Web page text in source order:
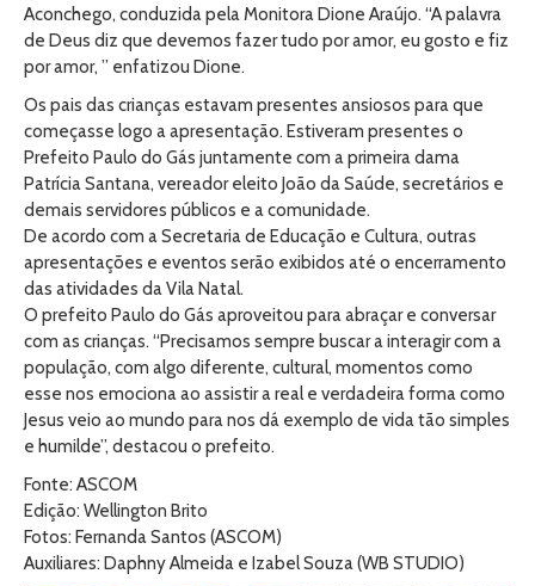
Aconchego, conduzida pela Monitora Dione Araújo. “A palavra
de Deus diz que devemos fazer tudo por amor, eu gosto e fiz
por amor, ” enfatizou Dione.
Os pais das crianças estavam presentes ansiosos para que
começasse logo a apresentação. Estiveram presentes o
Prefeito Paulo do Gás juntamente com a primeira dama
Patrícia Santana, vereador eleito João da Saúde, secretários e
demais servidores públicos e a comunidade.
De acordo com a Secretaria de Educação e Cultura, outras
apresentações e eventos serão exibidos até o encerramento
das atividades da Vila Natal.
O prefeito Paulo do Gás aproveitou para abraçar e conversar
com as crianças. “Precisamos sempre buscar a interagir com a
população, com algo diferente, cultural, momentos como
esse nos emociona ao assistir a real e verdadeira forma como
Jesus veio ao mundo para nos dá exemplo de vida tão simples
e humilde”, destacou o prefeito.
Fonte: ASCOM
Edição: Wellington Brito
Fotos: Fernanda Santos (ASCOM)
Auxiliares: Daphny Almeida e Izabel Souza (WB STUDIO)